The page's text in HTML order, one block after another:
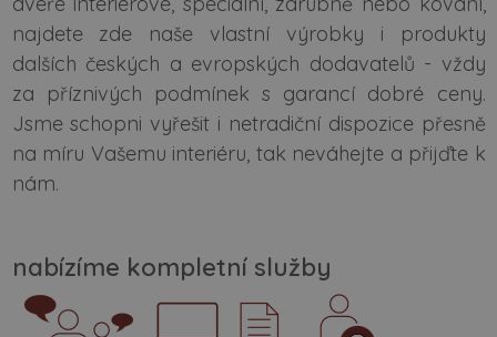
najdete zde naše vlastní výrobky i produkty
dalších českých a evropských dodavatelů - vždy
za příznivých podmínek s garancí dobré ceny.
Jsme schopni vyřešit i netradiční dispozice přesně
na míru Vašemu interiéru, tak neváhejte a přijďte k
nám.
nabízíme kompletní služby